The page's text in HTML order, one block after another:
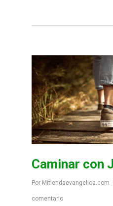
Caminar con
Por Mitiendaevangelica.com
comentario